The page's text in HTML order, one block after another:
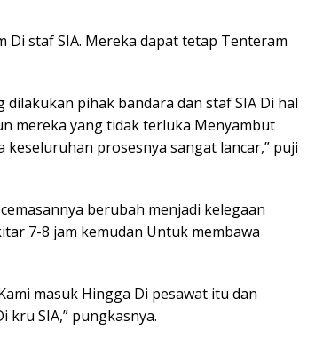
Di staf SIA. Mereka dapat tetap Tenteram
pihak bandara dan staf SIA Di hal
mereka yang tidak terluka Menyambut
keseluruhan prosesnya sangat lancar,” puji
berubah menjadi kelegaan
7-8 jam kemudan Untuk membawa
masuk Hingga Di pesawat itu dan
SIA,” pungkasnya.